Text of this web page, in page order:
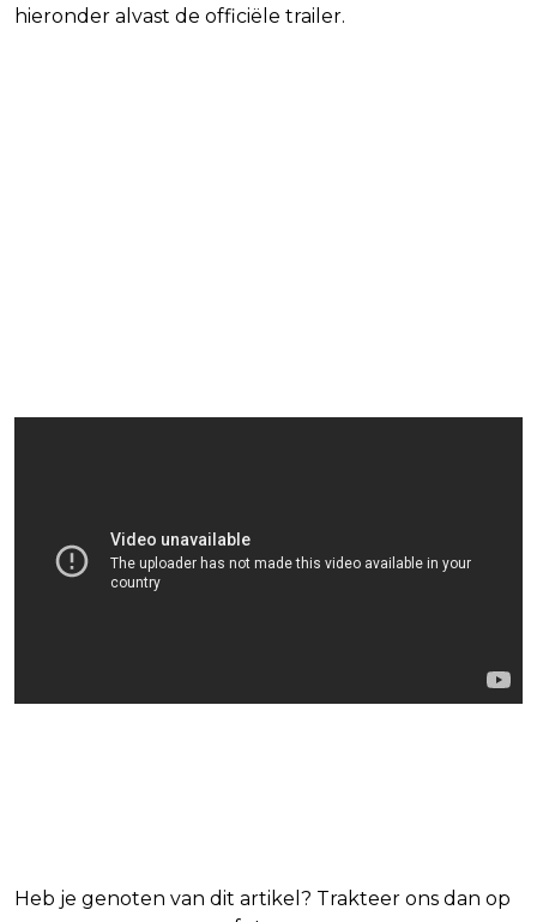
hieronder alvast de officiële trailer.
Heb je genoten van dit artikel? Trakteer ons dan op